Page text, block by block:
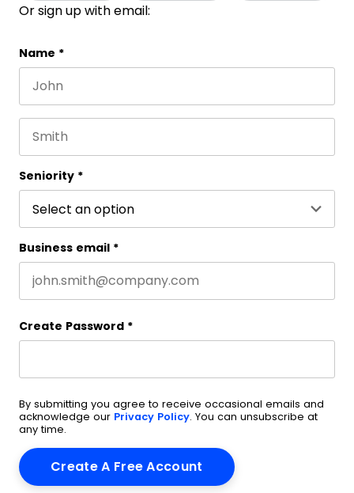
Or sign up with email:
Company
This field is for validation purposes and should be
Name *
Seniority *
Business email *
Create Password *
By submitting you agree to receive occasional emails and
acknowledge our Privacy Policy. You can unsubscribe at
any time.